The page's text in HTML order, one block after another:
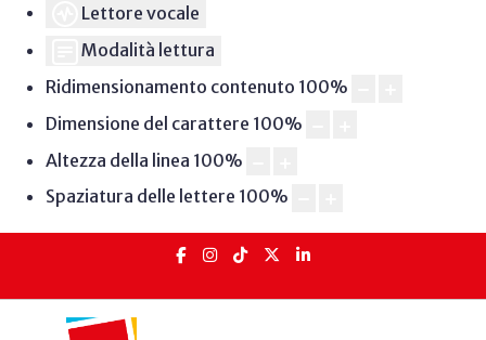
Lettore vocale
Modalità lettura
Ridimensionamento contenuto 100%
Dimensione del carattere 100%
Altezza della linea 100%
Spaziatura delle lettere 100%